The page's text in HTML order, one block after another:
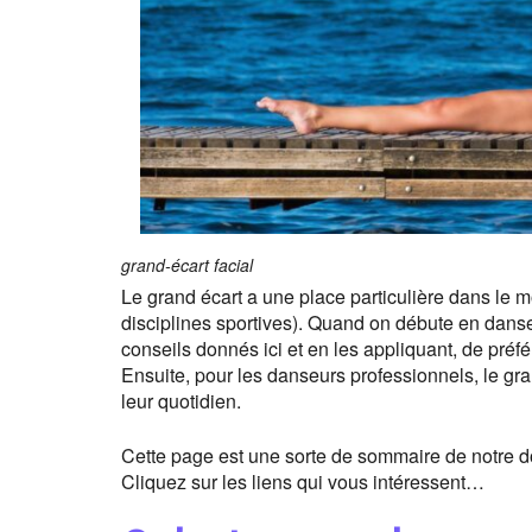
grand-écart facial
Le grand écart a une place particulière dans le
disciplines sportives). Quand on débute en
conseils donnés ici et en les appliquant, de
Ensuite, pour les danseurs professionnels, le
leur quotidien.
Cette page est une sorte de sommaire de notre
Cliquez sur les liens qui vous intéressent…